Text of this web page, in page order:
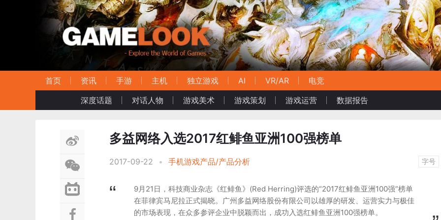
首页 资讯 手游 主机 独立游戏 AI VR/AR
电竞
深度话题
对话人物 游戏美术 游戏策划 游戏运营 数据报告
多益网络入选2017红鲱鱼亚洲100强榜单
2017-09-22 • 手机游戏产品/产品分析 字号
9月21日，科技商业杂志《红鲱鱼》(Red Herring)评选的“2017红鲱鱼亚洲100强”榜单
在菲律宾马尼拉正式揭晓。广州多益网络股份有限公司以雄厚的研发、运营实力与极佳
的市场表现，在众多参评企业中脱颖而出，成功入选红鲱鱼亚洲100强榜单。